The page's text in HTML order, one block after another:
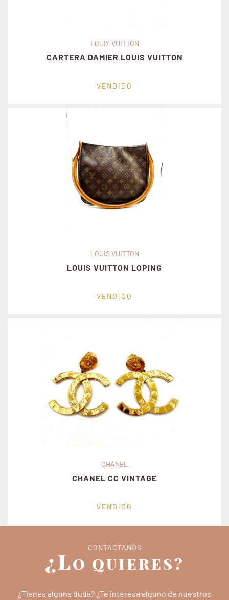
LOUIS VUITTON
CARTERA DAMIER LOUIS VUITTON
VENDIDO
LOUIS VUITTON
LOUIS VUITTON LOPING
VENDIDO
CHANEL
CHANEL CC VINTAGE
VENDIDO
CONTACTANOS
¿LO QUIERES?
¿Tienes alguna duda? ¿Te interesa alguno de nuestros